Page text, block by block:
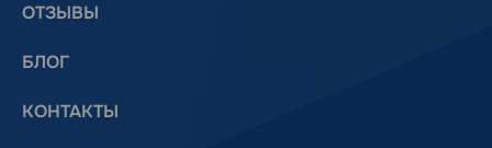
ОТЗЫВЫ
БЛОГ
КОНТАКТЫ